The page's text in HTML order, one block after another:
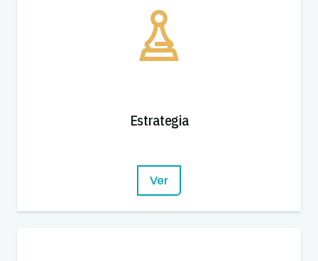
Estrategia
Ver